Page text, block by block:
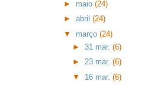
► maio (24)
► abril (24)
▼ março (24)
►31 mar.(6)
►23 mar.(6)
▼ 16 mar.(6)